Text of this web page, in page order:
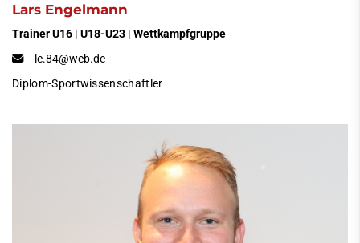
Lars Engelmann
Trainer U16 | U18-U23 | Wettkampfgruppe
le.84@web.de
Diplom-Sportwissenschaftler